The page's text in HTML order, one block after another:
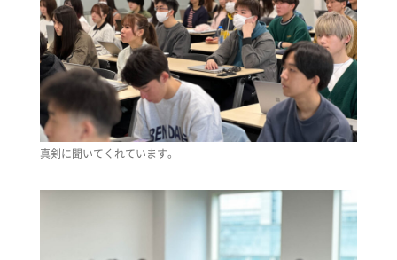
真剣に聞いてくれています。